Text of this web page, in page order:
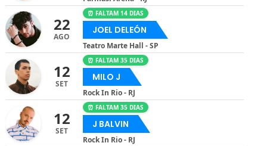
22
AGO
⏰ FALTAM 14 DIAS
JOEL DELEÓN
Teatro Marte Hall - SP
12
SET
⏰ FALTAM 35 DIAS
MILO J
Rock In Rio - RJ
12
SET
⏰ FALTAM 35 DIAS
J BALVIN
Rock In Rio - RJ